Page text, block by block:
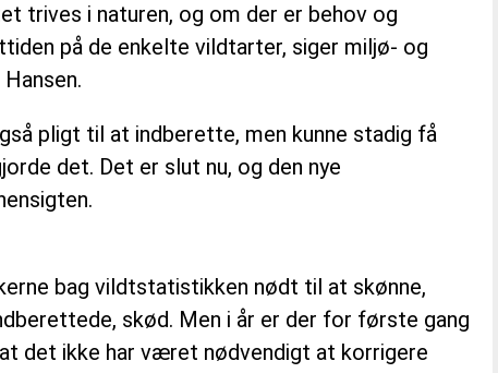
trives i naturen, og om der er behov og
på de enkelte vildtarter, siger miljø- og
pligt til at indberette, men kunne stadig få
det. Det er slut nu, og den nye
bag vildtstatistikken nødt til at skønne,
skød. Men i år er der for første gang
det ikke har været nødvendigt at korrigere